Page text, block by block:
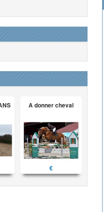
A donner cheval
€